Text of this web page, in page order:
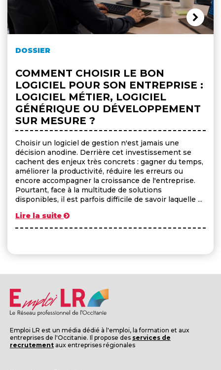
DOSSIER
COMMENT CHOISIR LE BON
LOGICIEL POUR SON ENTREPRISE :
LOGICIEL MÉTIER, LOGICIEL
GÉNÉRIQUE OU DÉVELOPPEMENT
SUR MESURE ?
Choisir un logiciel de gestion n'est jamais une
décision anodine. Derrière cet investissement se
cachent des enjeux très concrets : gagner du temps,
améliorer la productivité, réduire les erreurs ou
encore accompagner la croissance de l'entreprise.
Pourtant, face à la multitude de solutions
disponibles, il est parfois difficile de savoir laquelle ...
Lire la suite
Emploi LR est un média dédié à l'emploi, la formation et aux
entreprises de l'Occitanie. Il propose des services de
recrutement aux entreprises régionales